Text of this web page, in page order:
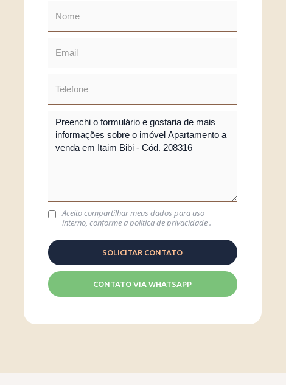
Aceito compartilhar meus dados para uso
interno, conforme apolítica de privacidade.
CONTATO VIA WHATSAPP